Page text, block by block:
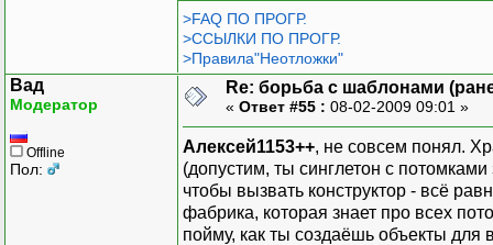
>FAQ ПО ПРОГР.
>ССЫЛКИ ПО ПРОГР.
>Правила"Неотложки"
Вад
Модератор
Offline
Пол:
Re: борьба с шаблонами
« Ответ #55 : 08-02-2009 09:01 »
Алексей1153++, не совсем понял.
(допустим, ты синглетон с
чтобы вызвать конструктор - всё
фабрика, которая знает про всех
пойму, как ты создаёшь объекты для